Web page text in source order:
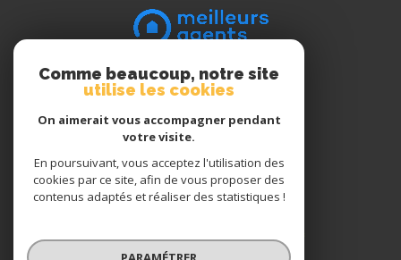
Nous
suivre
Nous
adhérons
Comme beaucoup, notre site
utilise les cookies
On aimerait vous accompagner pendant
votre visite.
En poursuivant, vous acceptez l'utilisation des
cookies par ce site, afin de vous proposer des
contenus adaptés et réaliser des statistiques !